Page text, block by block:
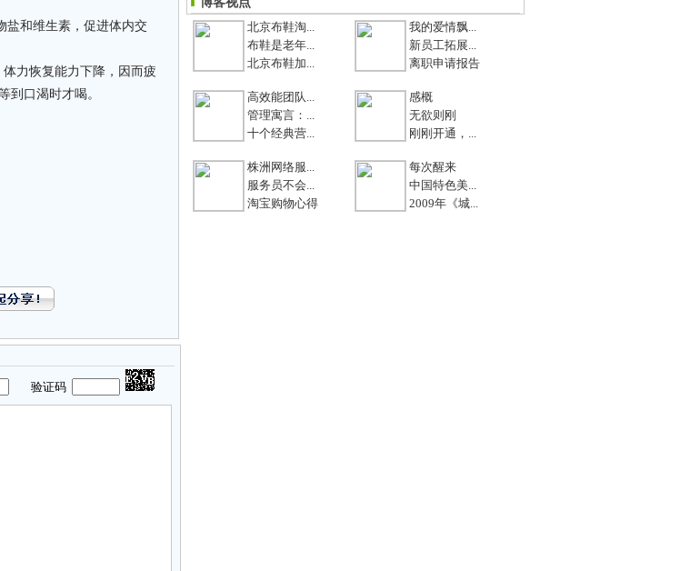
和维生素，促进体内交
力恢复能力下降，因而疲
到口渴时才喝。
验证码
北京布鞋淘...
布鞋是老年...
北京布鞋加...
我的爱情飘...
新员工拓展...
离职申请报告
高效能团队...
管理寓言：...
十个经典营...
感概
无欲则刚
刚刚开通，...
株洲网络服...
服务员不会...
淘宝购物心得
每次醒来
中国特色美...
2009年《城...